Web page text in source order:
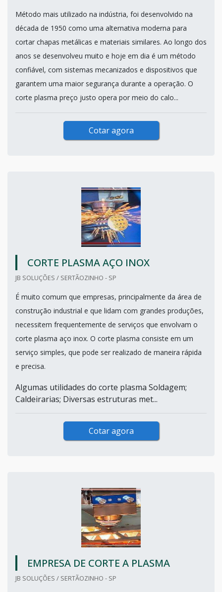
Método mais utilizado na indústria, foi desenvolvido na
década de 1950 como uma alternativa moderna para
cortar chapas metálicas e materiais similares. Ao longo dos
anos se desenvolveu muito e hoje em dia é um método
confiável, com sistemas mecanizados e dispositivos que
garantem uma maior segurança durante a operação. O
corte plasma preço justo opera por meio do calo...
Cotar agora
CORTE PLASMA AÇO INOX
JB SOLUÇÕES / SERTÃOZINHO - SP
É muito comum que empresas, principalmente da área de
construção industrial e que lidam com grandes produções,
necessitem frequentemente de serviços que envolvam o
corte plasma aço inox. O corte plasma consiste em um
serviço simples, que pode ser realizado de maneira rápida
e precisa.
Algumas utilidades do corte plasma Soldagem;
Caldeirarias; Diversas estruturas met...
Cotar agora
EMPRESA DE CORTE A PLASMA
JB SOLUÇÕES / SERTÃOZINHO - SP